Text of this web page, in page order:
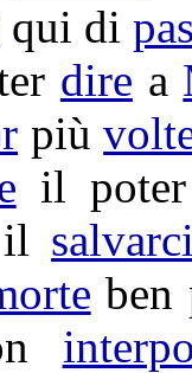
qui di
dire a
più
il